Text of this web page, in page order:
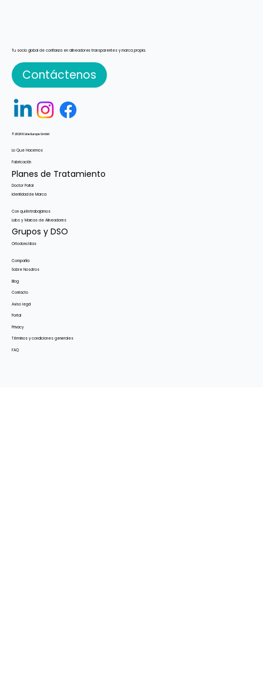
Tu socio global de confianza en alineadores transparentes y marca propia.
Contáctenos
© 2026 K Line Europe GmbH
Lo Que Hacemos
Fabricación
Planes de Tratamiento
Doctor Portal
Identidad de Marca
Con quién trabajamos
Labs y Marcas de Alineadores
Grupos y DSO
Ortodoncistas
Compañía
Sobre Nosotros
Contacto
Blog
FAQ
Aviso legal
Portal
Privacy
Términos y condiciones generales